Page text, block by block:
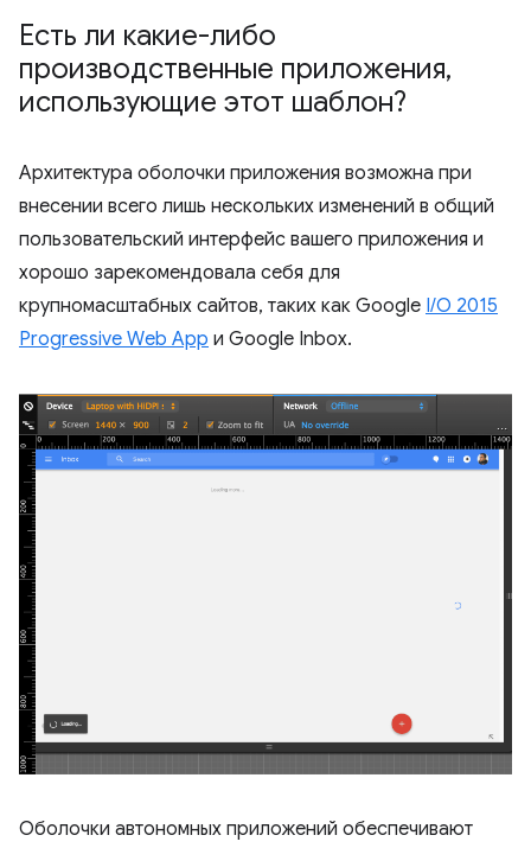
Есть ли какие-либо
производственные приложения,
использующие этот шаблон?
Архитектура оболочки приложения возможна при
внесении всего лишь нескольких изменений в общий
пользовательский интерфейс вашего приложения и
хорошо зарекомендовала себя для
крупномасштабных сайтов, таких как Google I/O 2015
Progressive Web App и Google Inbox.
Оболочки автономных приложений обеспечивают